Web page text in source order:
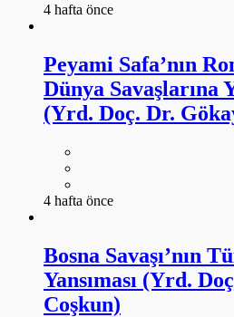
4 hafta önce
Peyami Safa’nın
Dünya
(Yrd. Doç. Dr.
4 hafta önce
Bosna Savaşı’nın
Yansıması (Yrd.
Coşkun)